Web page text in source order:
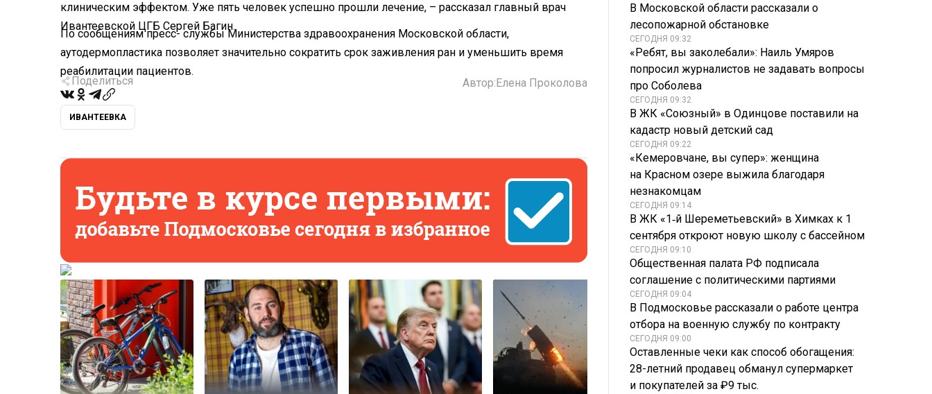
клиническим эффектом. Уже пять человек успешно прошли лечение, – рассказал главный врач
Ивантеевской ЦГБ Сергей Багин.
По сообщениям пресс- службы Министерства здравоохранения Московской области,
аутодермопластика позволяет значительно сократить срок заживления ран и уменьшить время
реабилитации пациентов.
Поделиться Автор:Елена Проколова
ИВАНТЕЕВКА
В Московской области рассказали о
лесопожарной обстановке
СЕГОДНЯ 09:32
«Ребят, вы заколебали»: Наиль Умяров
попросил журналистов не задавать вопросы
про Соболева
СЕГОДНЯ 09:32
В ЖК «Союзный» в Одинцове поставили на
кадастр новый детский сад
СЕГОДНЯ 09:22
«Кемеровчане, вы супер»: женщина
на Красном озере выжила благодаря
незнакомцам
СЕГОДНЯ 09:14
В ЖК «1‑й Шереметьевский» в Химках к 1
сентября откроют новую школу с бассейном
СЕГОДНЯ 09:10
Общественная палата РФ подписала
соглашение с политическими партиями
СЕГОДНЯ 09:04
В Подмосковье рассказали о работе центра
отбора на военную службу по контракту
СЕГОДНЯ 09:00
Оставленные чеки как способ обогащения:
28-летний продавец обманул супермаркет
и покупателей за ₽9 тыс.